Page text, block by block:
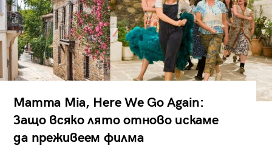
Mamma Mia, Here We Go Again:
Защо всяко лято отново искаме
да преживеем филма